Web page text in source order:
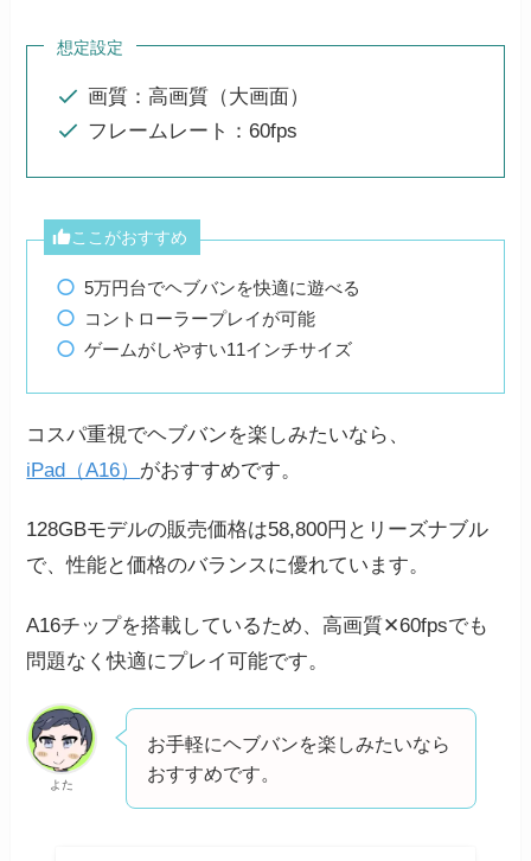
想定設定
画質：高画質（大画面）
フレームレート：60fps
ここがおすすめ
5万円台でヘブバンを快適に遊べる
コントローラープレイが可能
ゲームがしやすい11インチサイズ
コスパ重視でヘブバンを楽しみたいなら、
iPad（A16） がおすすめです。
128GBモデルの販売価格は58,800円とリーズナブル
で、性能と価格のバランスに優れています。
A16チップを搭載しているため、高画質✕60fpsでも
問題なく快適にプレイ可能です。
よた
お手軽にヘブバンを楽しみたいなら
おすすめです。